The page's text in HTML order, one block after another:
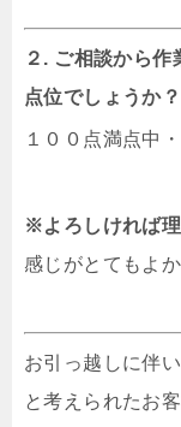
２. ご相談から
点位でしょうか？
１００点満点中・
※よろしければ理
感じがとてもよか
お引っ越しに伴
と考えられたお客